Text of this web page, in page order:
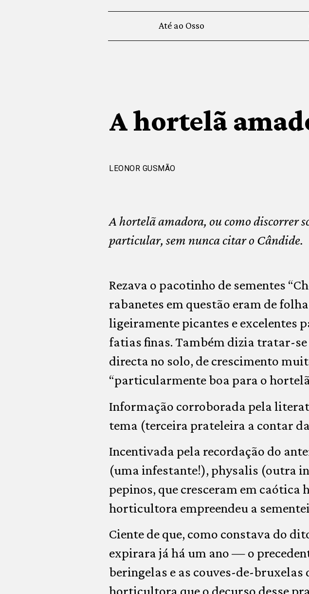
Até ao Osso
A hortelã
LEONOR GUSMÃO
A hortelã amadora, ou como discorrer
particular, sem nunca citar o Cândide.
Rezava o pacotinho de sementes
rabanetes em questão eram de
ligeiramente picantes e excelentes
fatias finas. Também dizia tratar-
directa no solo, de crescimento
“particularmente boa para o
Informação corroborada pela
tema (terceira prateleira a contar
Incentivada pela recordação do
(uma infestante!), physalis (outra
pepinos, que cresceram em caótica
horticultora empreendeu a
Ciente de que, como constava do
expirara já há um ano — o
beringelas e as couves-de-